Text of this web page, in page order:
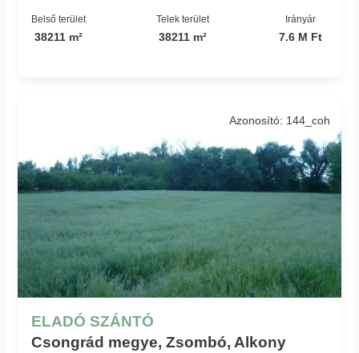
Belső terület
38211 m²
Telek terület
38211 m²
Irányár
7.6 M Ft
ELADÓ SZÁNTÓ
Csongrád megye, Zsombó, Alkony
Azonosító: 144_coh